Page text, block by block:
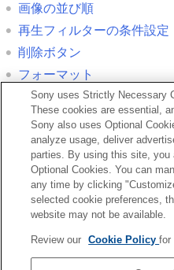
画像の並び順
再生フィルターの条件設定
削除ボタン
フォーマット
リーカード間で画像をコピ
お使いのカメラの本体ソフトウェ
ヘルプガイドをご覧ください。
https://helpguide.sony.net/ilc/
Sony uses Strictly Necessary
These cookies are essential,
Sony also uses Optional
analyze usage, deliver
parties. By using this site, you
Optional Cookies. You can
any time by clicking
selected cookie preferences,
website may not be available.
Review our Cookie Policyfor